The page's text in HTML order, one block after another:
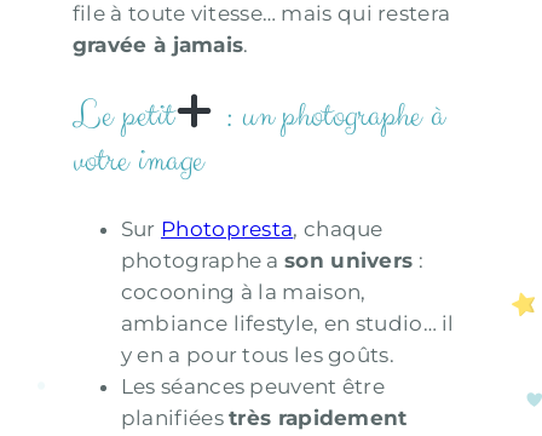
file à toute vitesse… mais qui restera
gravée à jamais.
Le petit
: un photographe à
votre image
Sur Photopresta, chaque
photographe ason univers :
cocooning à la maison,
ambiance lifestyle, en studio… il
y en a pour tous les goûts.
Les séances peuvent être
planifiéestrès rapidement